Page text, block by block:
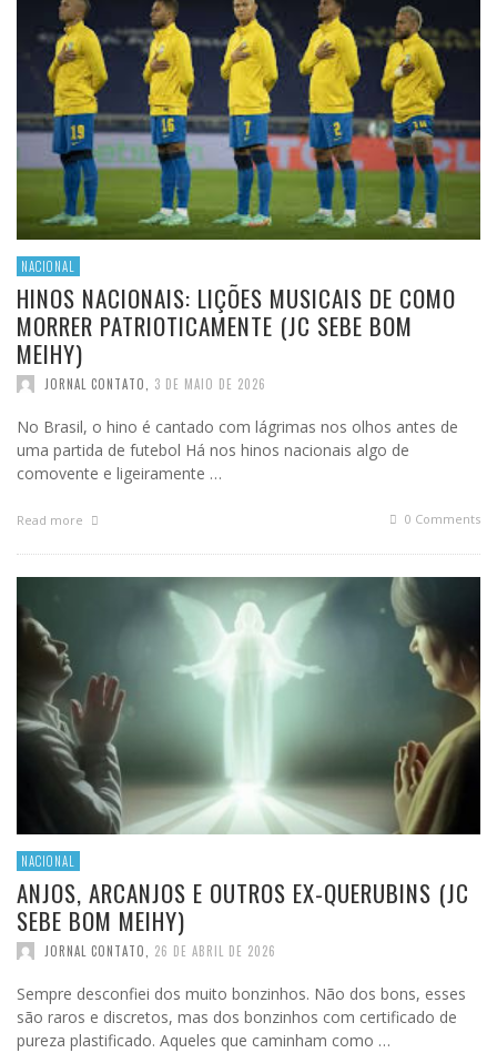
NACIONAL
HINOS NACIONAIS: LIÇÕES MUSICAIS DE COMO
MORRER PATRIOTICAMENTE (JC SEBE BOM
MEIHY)
JORNAL CONTATO, 3 DE MAIO DE 2026
No Brasil, o hino é cantado com lágrimas nos olhos antes de
uma partida de futebol Há nos hinos nacionais algo de
comovente e ligeiramente …
Read more 0 Comments
NACIONAL
ANJOS, ARCANJOS E OUTROS EX-QUERUBINS (JC
SEBE BOM MEIHY)
JORNAL CONTATO, 26 DE ABRIL DE 2026
Sempre desconfiei dos muito bonzinhos. Não dos bons, esses
são raros e discretos, mas dos bonzinhos com certificado de
pureza plastificado. Aqueles que caminham como …